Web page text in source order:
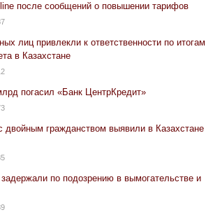
после сообщений о повышении тарифов
лиц привлекли к ответственности по итогам
в Казахстане
погасил «Банк ЦентрКредит»
гражданством выявили в Казахстане
по подозрению в вымогательстве и